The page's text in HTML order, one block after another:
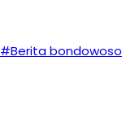
#Berita bondowoso